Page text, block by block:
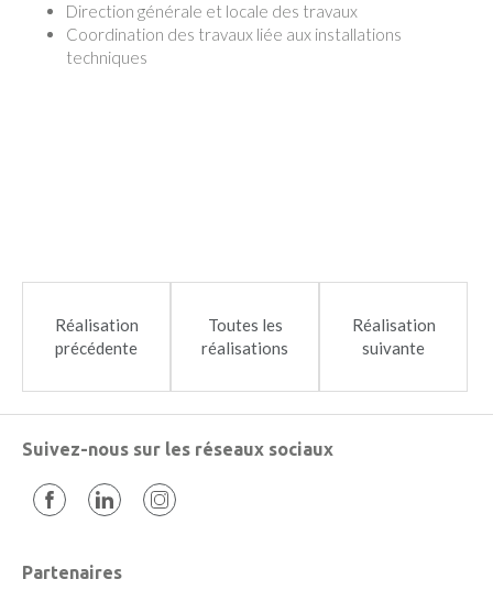
Direction générale et locale des travaux
Coordination des travaux liée aux installations
techniques
Réalisation
précédente
Toutes les
réalisations
Réalisation
suivante
Suivez-nous sur les réseaux sociaux
Partenaires